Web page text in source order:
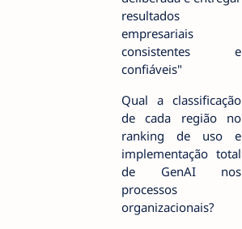
resultados
empresariais
consistentes e
confiáveis"
Qual a classificação
de cada região no
ranking de uso e
implementação total
de GenAI nos
processos
organizacionais?